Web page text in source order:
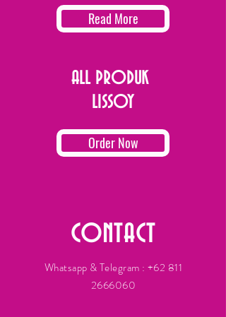
Read More
ALL PRODUK
LISSOY
Order Now
CONTACT
Whatsapp & Telegram : +62 811
2666060